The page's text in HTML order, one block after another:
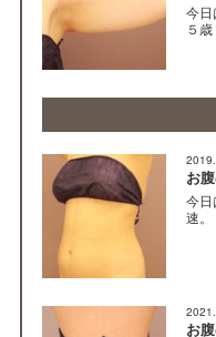
今
５
お
今
速
お